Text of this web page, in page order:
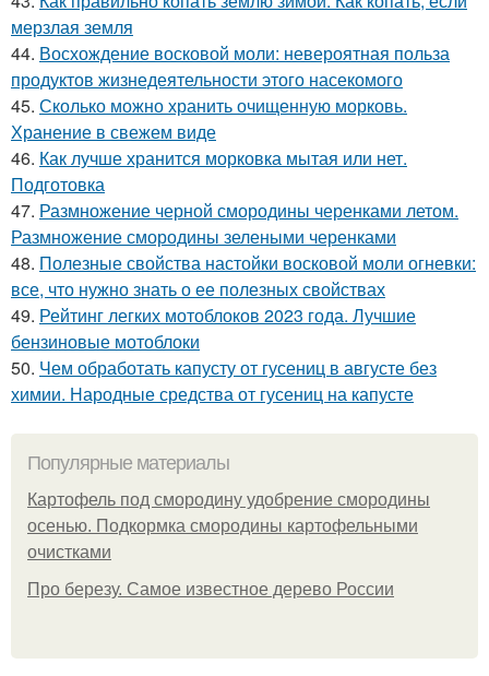
мерзлая земля
44. Восхождение восковой моли: невероятная польза
продуктов жизнедеятельности этого насекомого
45. Сколько можно хранить очищенную морковь.
Хранение в свежем виде
46. Как лучше хранится морковка мытая или нет.
Подготовка
47. Размножение черной смородины черенками летом.
Размножение смородины зелеными черенками
48. Полезные свойства настойки восковой моли огневки:
все, что нужно знать о ее полезных свойствах
49. Рейтинг легких мотоблоков 2023 года. Лучшие
бензиновые мотоблоки
50. Чем обработать капусту от гусениц в августе без
химии. Народные средства от гусениц на капусте
Популярные материалы
Картофель под смородину удобрение смородины
осенью. Подкормка смородины картофельными
очистками
Про березу. Самое известное дерево России